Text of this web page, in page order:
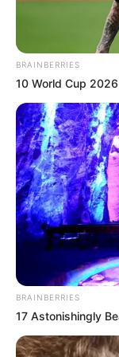
Πότε
Ακολουθήστε
News
Πατήστε στον
τον Γιώργο
BRAINBERRIES
10 World Cup
BRAINBERRIES
17 Astonishingly